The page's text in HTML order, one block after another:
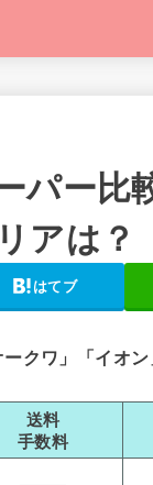
パー比
アは？
はてブ
クワ」 「イオン
送料
手数料